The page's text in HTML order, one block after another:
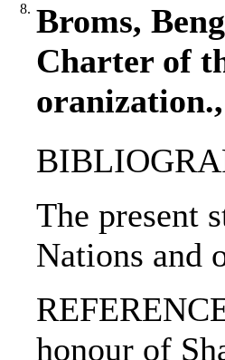
8. Broms,
Charter of
The present
Nations and
honour of